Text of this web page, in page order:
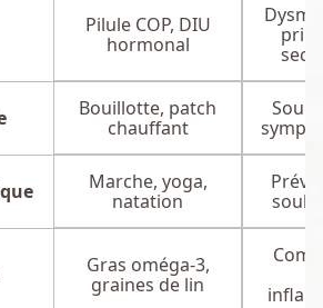
Pilule COP, DIU
hormonal
Bouillotte, patch
chauffant
Marche, yoga,
natation
Gras oméga-3,
graines de lin